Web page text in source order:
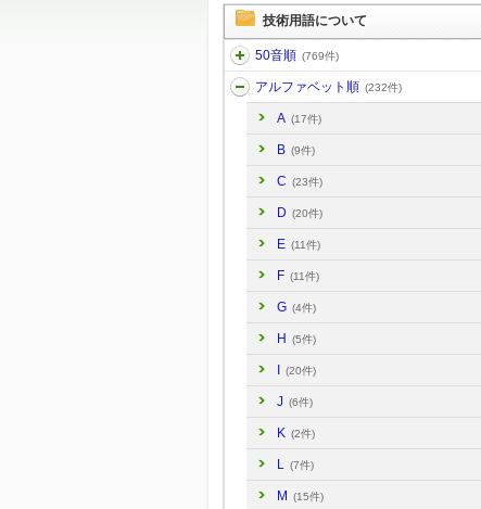
技術用語について
50音順 (769件)
アルファベット順 (232件)
A (17件)
B (9件)
C (23件)
D (20件)
E (11件)
F (11件)
G (4件)
H (5件)
(20件)
J (6件)
K (2件)
L (7件)
M (15件)